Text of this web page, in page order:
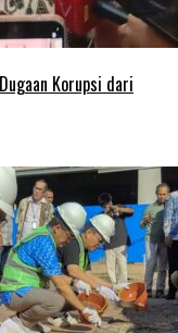
Korupsi dari